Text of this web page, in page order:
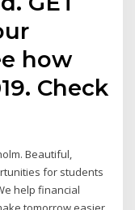
how
Check
Beautiful,
for students
help financial